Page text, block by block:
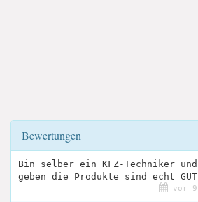
Bewertungen
Bin selber ein KFZ-Techniker
geben die Produkte sind echt
vor 9